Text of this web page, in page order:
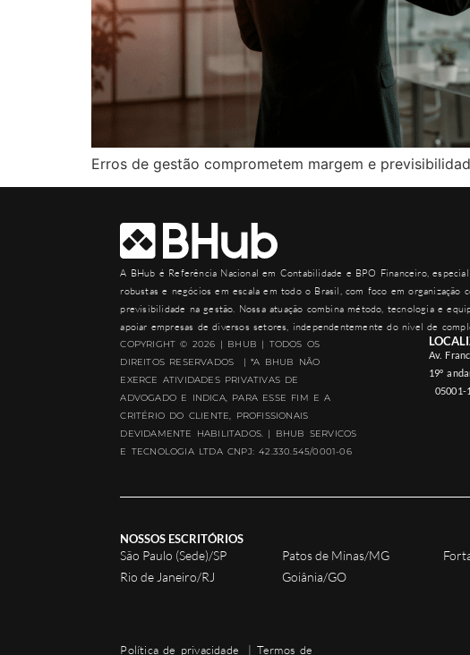
Erros de gestão comprometem margem e
A BHub é Referência Nacional em Contabilidade e BPO Financeiro,
robustas e negócios em escala em todo o Brasil, com foco em organização
previsibilidade na gestão. Nossa atuação combina método, tecnologia e
apoiar empresas de diversos setores, independentemente do nível de
COPYRIGHT © 2026 | BHUB | TODOS OS
DIREITOS RESERVADOS | *A BHUB NÃO
EXERCE ATIVIDADES PRIVATIVAS DE
ADVOGADO E INDICA, PARA ESSE FIM E A
CRITÉRIO DO CLIENTE, PROFISSIONAIS
DEVIDAMENTE HABILITADOS. | BHUB SERVICOS
E TECNOLOGIA LTDA CNPJ: 42.330.545/0001-06
Av.
19º
05001-
NOSSOS ESCRITÓRIOS
São Paulo (Sede)/SP
Rio de Janeiro/RJ
Patos de Minas/MG
Goiânia/GO
Política de privacidade | Termos de